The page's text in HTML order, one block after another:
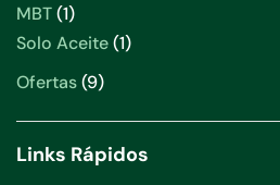
MBT 11
producto
Solo Aceite 11
Ofertas 99
Links Rápidos